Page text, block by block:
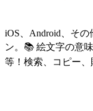
iOS、Android、そ
ン。📚 絵文字の意
等！検索、コピー、